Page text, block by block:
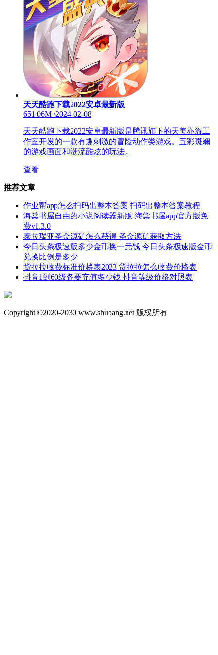
天天酷跑下载2022安卓最新版
651.06M /2024-02-08
天天酷跑下载2022安卓最新版是腾讯旗下的天美亦游工
作室开发的一款有趣刺激的冒险动作类游戏。五彩斑斓
的游戏画面和潮流酷炫的玩法。
查看
推荐文章
作业帮app怎么扫码出整本答案 扫码出整本答案教程
海棠书屋自由的小说阅读器新版-海棠书屋app官方版免
费v1.3.0
泰拉瑞亚圣金源矿怎么获得 圣金源矿获取方法
今日头条极速版多少金币换一元钱 今日头条极速版金币
兑换比例是多少
货拉拉收费标准价格表2023 货拉拉怎么收费价格表
抖音1到60级各要充值多少钱 抖音等级价格对照表
Copyright ©2020-2030 www.shubang.net 版权所有